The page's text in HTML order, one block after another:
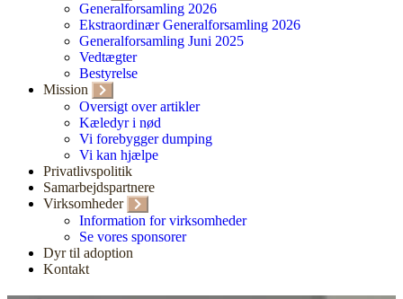
Generalforsamling 2026
Ekstraordinær Generalforsamling 2026
Generalforsamling Juni 2025
Vedtægter
Bestyrelse
Mission
Oversigt over artikler
Kæledyr i nød
Vi forebygger dumping
Vi kan hjælpe
Privatlivspolitik
Samarbejdspartnere
Virksomheder
Information for virksomheder
Se vores sponsorer
Dyr til adoption
Kontakt